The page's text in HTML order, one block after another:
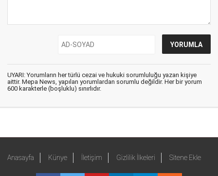
UYARI: Yorumların her türlü cezai ve hukuki sorumluluğu yazan kişiye
aittir. Mepa News, yapılan yorumlardan sorumlu değildir. Her bir yorum
600 karakterle (boşluklu) sınırlıdır.
Anasayfa Künye İletişim Gizlilik İlkeleri Sitene Ekle